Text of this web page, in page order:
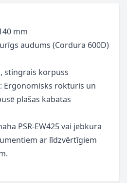
mm
audums (Cordura 600D)
stingrais korpuss
Ergonomisks rokturis un
plašas kabatas
PSR-EW425 vai jebkura
ar līdzvērtīgiem